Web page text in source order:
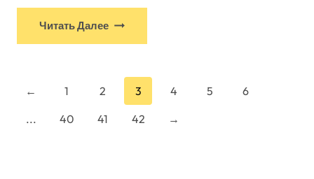
Читать Далее
← 1 2 3 4 5
6
...
40 41 42 →